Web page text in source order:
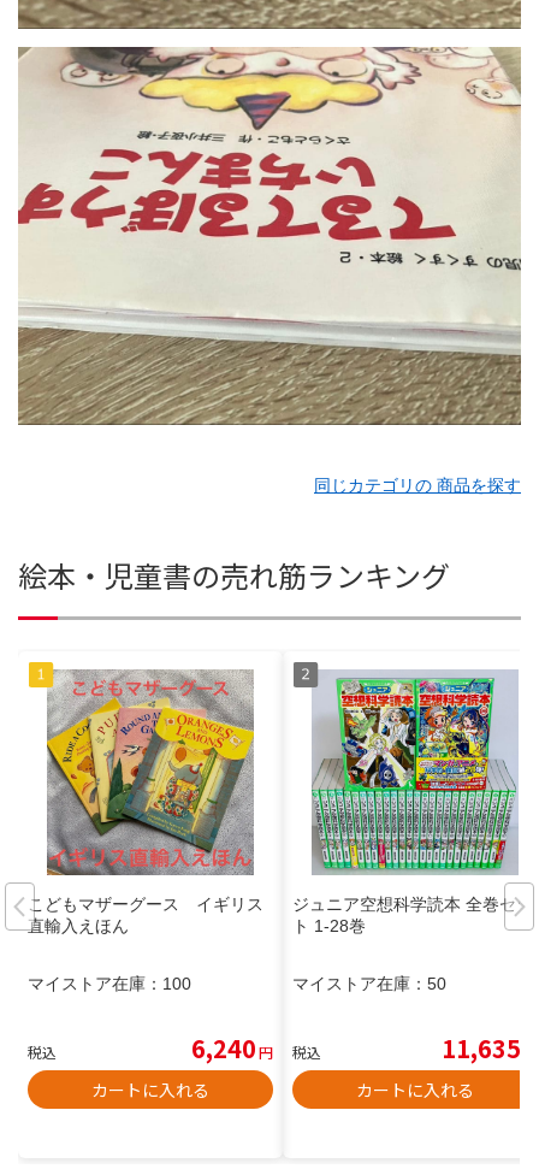
同じカテゴリの 商品を探す
絵本・児童書の売れ筋ランキング
こどもマザーグース イギリス
直輸入えほん
マイストア在庫： 100
税込 6,240円
カートに入れる
ジュニア空想科学読本 全巻セッ
ト 1-28巻
マイストア在庫： 50
税込 11,635
カートに入れる